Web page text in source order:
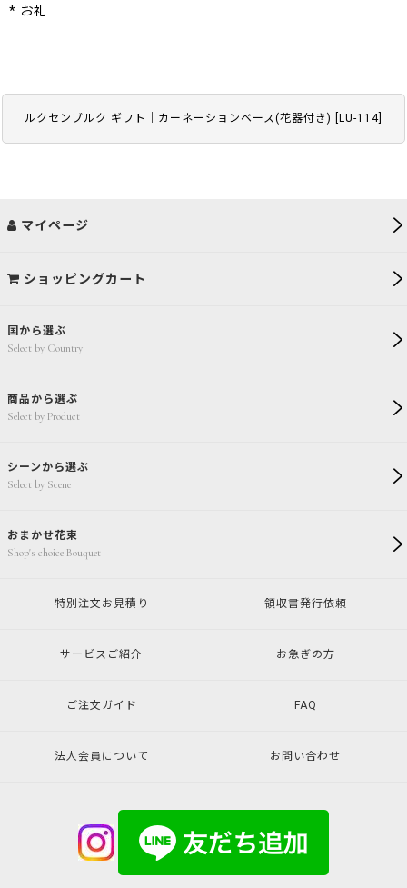
ルクセンブルク ギフト｜カーネーションベース(花器付き) LU-114
* お礼
国から選ぶ
Select by Country
商品から選ぶ
Select by Product
シーンから選ぶ
Select by Scene
おまかせ花束
Shop's choice Bouquet
マイページ
ショッピングカート
特別注文 お見積り 領収書発行依頼
サービスご紹介 お急ぎの方
ご注文ガイド FAQ
法人会員について お問い合わせ